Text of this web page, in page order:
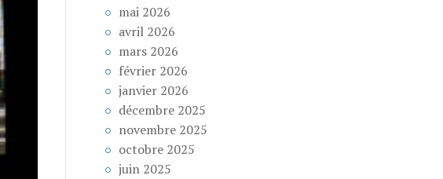
mai 2026
avril 2026
mars 2026
février 2026
janvier 2026
décembre 2025
novembre 2025
octobre 2025
juin 2025